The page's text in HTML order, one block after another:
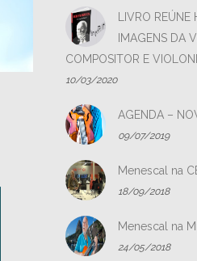
LIVRO REÚNE
IMAGENS DA
COMPOSITOR E
10/03/2020
AGENDA –
09/07/2019
Menescal na
18/09/2018
Menescal na
24/05/2018